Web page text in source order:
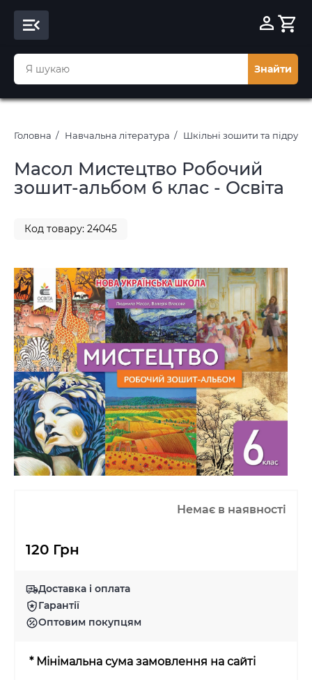
Знайти
Головна Навчальна література Шкільні зошити та
Масол Мистецтво Робочий
зошит-альбом 6 клас - Освіта
Код товару: 24045
Немає в наявності
120 Грн
Доставка і оплата
Гарантії
Оптовим покупцям
* Мінімальна сума замовлення на сайті